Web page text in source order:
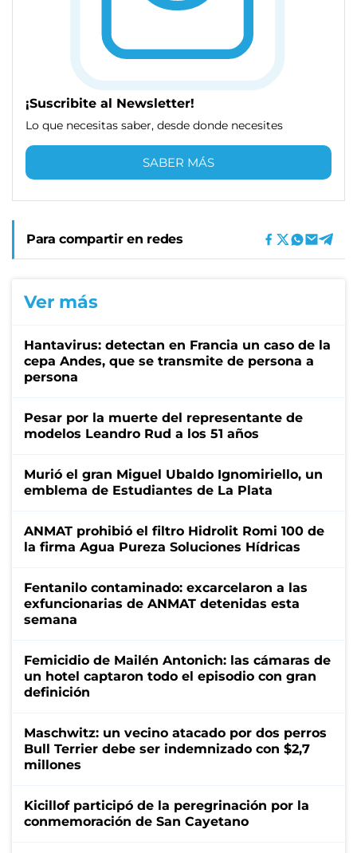
¡Suscribite al Newsletter!
Lo que necesitas saber, desde donde necesites
SABER MÁS
Para compartir en redes
Ver más
Hantavirus: detectan en Francia un caso de la
cepa Andes, que se transmite de persona a
persona
Pesar por la muerte del representante de
modelos Leandro Rud a los 51 años
Murió el gran Miguel Ubaldo Ignomiriello, un
emblema de Estudiantes de La Plata
ANMAT prohibió el filtro Hidrolit Romi 100 de
la firma Agua Pureza Soluciones Hídricas
Fentanilo contaminado: excarcelaron a las
exfuncionarias de ANMAT detenidas esta
semana
Femicidio de Mailén Antonich: las cámaras de
un hotel captaron todo el episodio con gran
definición
Maschwitz: un vecino atacado por dos perros
Bull Terrier debe ser indemnizado con $2,7
millones
Kicillof participó de la peregrinación por la
conmemoración de San Cayetano